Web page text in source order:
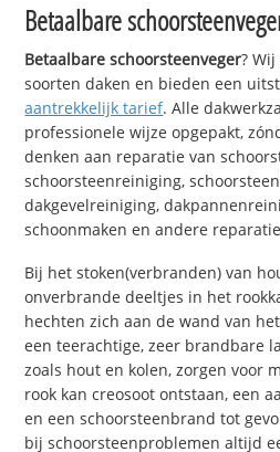
Betaalbare
Betaalbare schoorsteenveger?
soorten daken en bieden een
aantrekkelijk tarief. Alle
professionele wijze opgepakt,
denken aan reparatie van
schoorsteenreiniging,
dakgevelreiniging,
schoonmaken en andere
Bij het stoken(verbranden) van
onverbrande deeltjes in het
hechten zich aan de wand van
een teerachtige, zeer brandbare
zoals hout en kolen, zorgen voor
rook kan creosoot ontstaan, een
en een schoorsteenbrand tot
bij schoorsteenproblemen altijd